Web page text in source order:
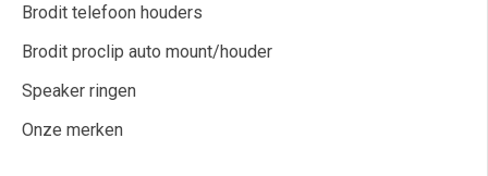
Brodit telefoon houders
Brodit proclip auto mount/houder
Speaker ringen
Onze merken